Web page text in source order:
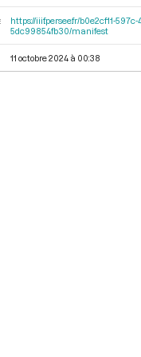
https://iiif.persee.fr/b0e2cf11-
5dc99854fb30/manifest
11 octobre 2024 à 00:38